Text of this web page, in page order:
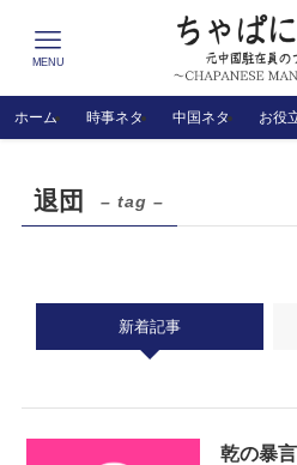
MENU
ホーム 時事ネタ 中国ネタ お役
退団 – tag –
新着記事
乾の暴